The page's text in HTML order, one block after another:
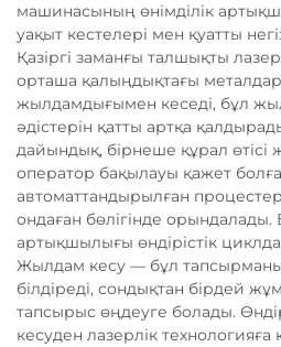
машинасының өнімділік
уақыт кестелері мен қуатты
Қазіргі заманғы талшықты
орташа қалыңдықтағы
жылдамдығымен кеседі, бұл
әдістерін қатты артқа
дайындық, бірнеше құрал өтісі
оператор бақылауы қажет
автоматтандырылған
ондаған бөлігінде
артықшылығы өндірістік
Жылдам кесу — бұл тапсырманы
білдіреді, сондықтан бірдей
тапсырыс өңдеуге болады.
кесуден лазерлік